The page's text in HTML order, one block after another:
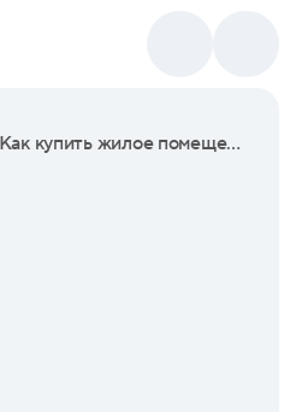
Как купить жилое помещение у города на торгах. Видео-урок